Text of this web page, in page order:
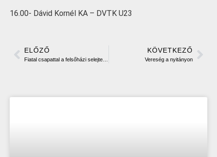
16.00- Dávid Kornél KA – DVTK U23
ELŐZŐ KÖVETKEZŐ
Vereség a nyitányon